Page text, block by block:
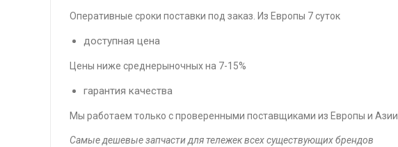
Оперативные сроки поставки под заказ. Из Европы 7 суток
доступная цена
Цены ниже среднерыночных на 7-15%
гарантия качества
Мы работаем только с проверенными поставщиками из Европы и Азии
Самые дешевые запчасти для тележек всех существующих брендов